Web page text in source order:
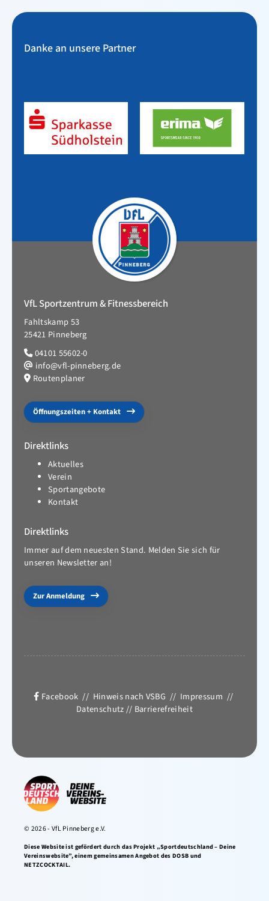
Danke an unsere Partner
VfL Sportzentrum & Fitnessbereich
Fahltskamp 53
25421 Pinneberg
04101 55602-0
info@vfl-pinneberg.de
Routenplaner
Öffnungszeiten + Kontakt
Direktlinks
Aktuelles
Verein
Sportangebote
Kontakt
Direktlinks
Immer auf dem neuesten Stand. Melden Sie sich für
unseren Newsletter an!
Zur Anmeldung
Facebook // Hinweis nach VSBG // Impressum //
Datenschutz// Barrierefreiheit
© 2026 - VfL Pinneberg e.V.
Diese Website ist gefördert durch das Projekt „Sportdeutschland – Deine
Vereinswebsite”, einem gemeinsamen Angebot des DOSB und
NETZCOCKTAIL.